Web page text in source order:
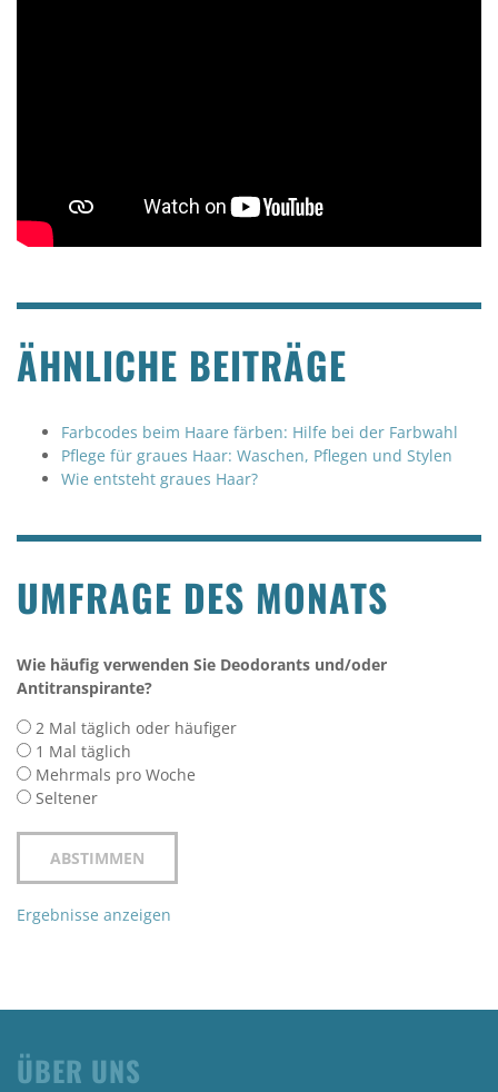
ÄHNLICHE BEITRÄGE
Farbcodes beim Haare färben: Hilfe bei der Farbwahl
Pflege für graues Haar: Waschen, Pflegen und Stylen
Wie entsteht graues Haar?
UMFRAGE DES MONATS
Wie häufig verwenden Sie Deodorants und/oder
Antitranspirante?
2 Mal täglich oder häufiger
1 Mal täglich
Mehrmals pro Woche
Seltener
Ergebnisse anzeigen
ÜBER UNS